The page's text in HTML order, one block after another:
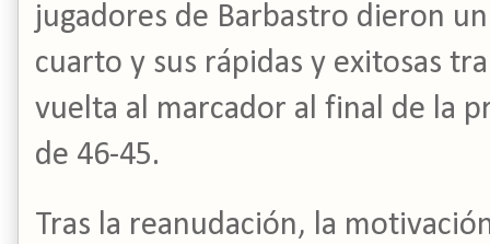
jugadores de Barbastro dieron
cuarto y sus rápidas y exitosas
vuelta al marcador al final de la
de 46-45.
Tras la reanudación, la